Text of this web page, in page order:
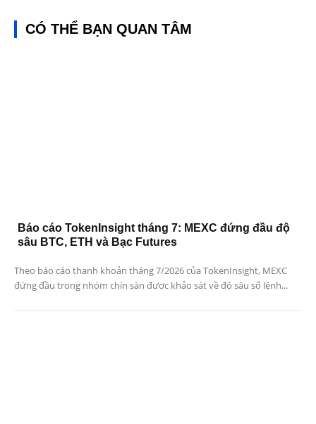
CÓ THỂ BẠN QUAN TÂM
Báo cáo TokenInsight tháng 7: MEXC đứng đầu độ
sâu BTC, ETH và Bạc Futures
Theo báo cáo thanh khoản tháng 7/2026 của TokenInsight, MEXC
đứng đầu trong nhóm chín sàn được khảo sát về độ sâu sổ lệnh...